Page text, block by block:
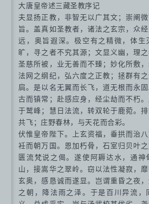
大唐皇帝述三藏圣教序记
夫显扬正教，非智无以广其文；崇阐
旨。盖真如圣教者，诸法之玄宗，众
远，奥旨遐深。极空有之精微，体生
旷，寻之者不究其源；文显义幽，理
圣慈所被，业无善而不臻；妙化所敷
法网之纲纪，弘六度之正教；拯群有
扃。是以名无翼而长飞，道无根而永
古而镇常；赴感应身，经尘劫而不朽
于鹫峰；慧日法流，转双轮于鹿菀。
共飞；庄野春林，与天花而合彩。
伏惟皇帝陛下。上玄资福，垂拱而治
衽而朝万国。恩加朽骨，石室归贝叶
匮流梵说之偈。遂使阿耨达水，通神
山，接嵩华之翠岭。窃以法性凝寂，
玄奥，感恳诚而遂显。岂谓重昏之夜
之朝，降法雨之泽。于是百川异流，